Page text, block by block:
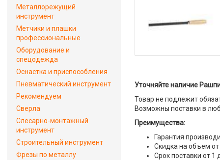
Уточняйте наличие
Товар не подлежит
Возможны поставки в
Преимущества:
Гарантия
Скидка на объем от
Срок поставки от 1
Металлорежущий
инструмент
Метчики и плашки
профессиональные
Оборудование и
спецодежда
Оснастка и приспособления
Пневматический инструмент
Рекомендуем
Сверла
Слесарно-монтажный
инструмент
Строительный инструмент
Фрезы по металлу